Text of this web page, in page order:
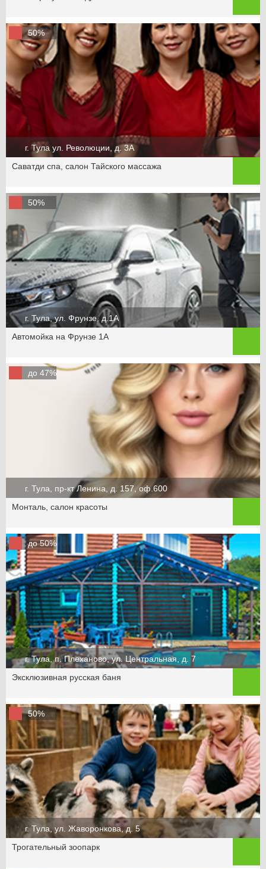
50%
г. Тула ул. Революции, д. 3A
Саватди спа, салон Тайского массажа
50%
г. Тула, ул. Фрунзе, д.1А
Автомойка на Фрунзе 1А
до 47%
г. Тула, пр-кт Ленина, д. 157, оф.600
Монталь, салон красоты
до 50%
г. Тула, п. Плеханово, ул. Центральная, д. 7
Эксклюзивная русская баня
50%
г. Тула, ул. Жаворонкова, д. 5
Трогательный зоопарк